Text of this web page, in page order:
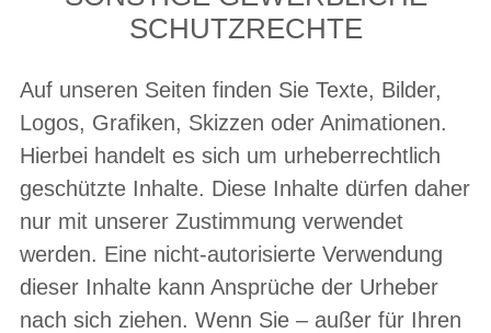
SCHUTZRECHTE
Auf unseren Seiten finden Sie Texte, Bilder,
Logos, Grafiken, Skizzen oder Animationen.
Hierbei handelt es sich um urheberrechtlich
geschützte Inhalte. Diese Inhalte dürfen daher
nur mit unserer Zustimmung verwendet
werden. Eine nicht-autorisierte Verwendung
dieser Inhalte kann Ansprüche der Urheber
nach sich ziehen. Wenn Sie – außer für Ihren